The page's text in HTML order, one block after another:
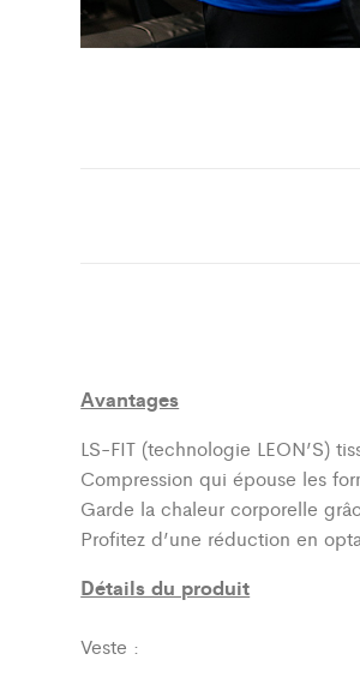
Avantages
LS-FIT (technologie LEON’S)
Compression qui épouse les
Garde la chaleur corporelle
Profitez d’une réduction en
Détails du produit
Veste :